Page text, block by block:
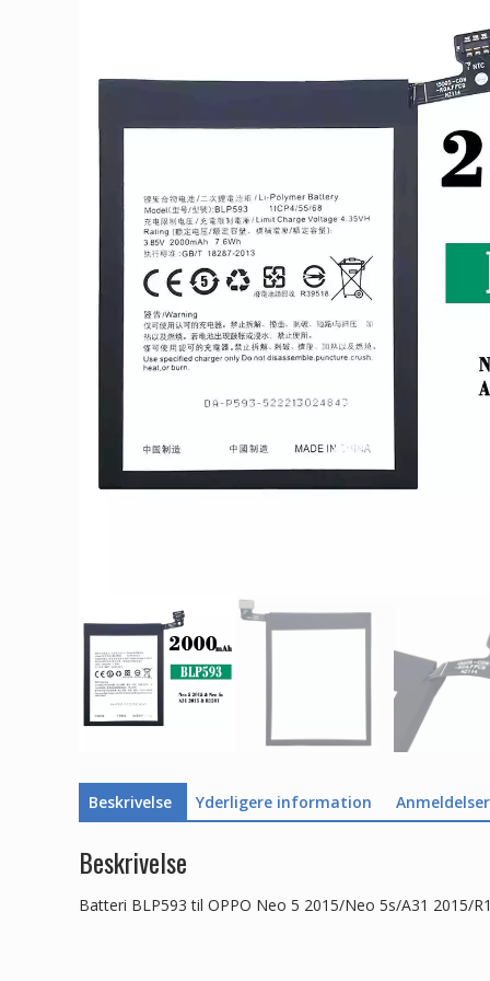
Beskrivelse Yderligere information
Beskrivelse
Batteri BLP593 til OPPO Neo 5 2015/Neo 5s/A31 2015/